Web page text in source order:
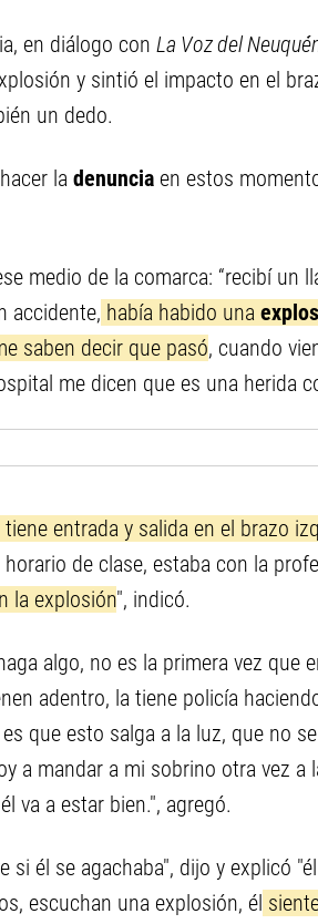
en diálogo con La Voz del
y sintió el impacto en el
un dedo.
la denuncia en estos
medio de la comarca: “recibí un
accidente, había habido una
saben decir que pasó, cuando
me dicen que es una herida
entrada y salida en el brazo
de clase, estaba con la
la explosión", indicó.
algo, no es la primera vez que
adentro, la tiene policía
que esto salga a la luz, que no
a mandar a mi sobrino otra vez a
va a estar bien.", agregó.
si él se agachaba", dijo y explicó
escuchan una explosión, él